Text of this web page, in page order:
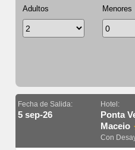
Adultos Menores
Fecha de Salida:
5 sep-26
Hotel:
Ponta
Maceio
Con